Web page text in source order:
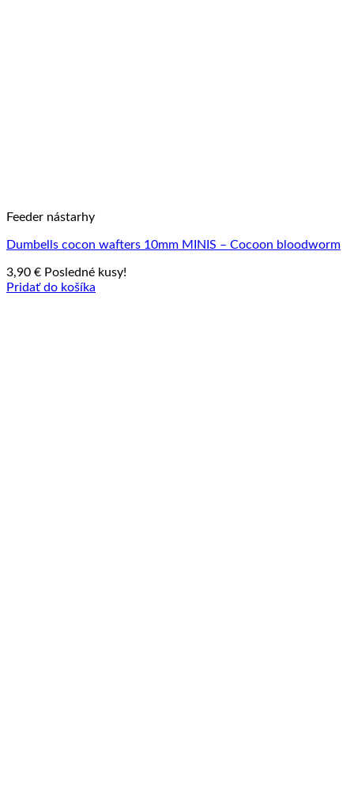
Feeder nástarhy
Dumbells cocon wafters 10mm MINIS – Cocoon bloodworm
3,90 € Posledné kusy!
Pridať do košíka